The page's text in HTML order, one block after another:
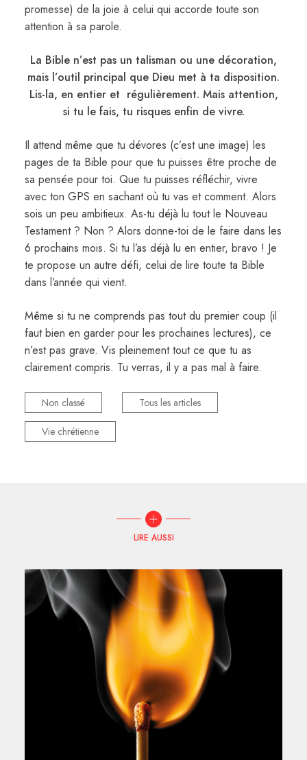
promesse) de la joie à celui qui accorde toute son
attention à sa parole.
La Bible n’est pas un talisman ou une décoration,
mais l’outil principal que Dieu met à ta disposition.
Lis-la, en entier et régulièrement. Mais attention,
si tu le fais, tu risques enfin de vivre.
Il attend même que tu dévores (c’est une image) les
pages de ta Bible pour que tu puisses être proche de
sa pensée pour toi. Que tu puisses réfléchir, vivre
avec ton GPS en sachant où tu vas et comment. Alors
sois un peu ambitieux. As-tu déjà lu tout le Nouveau
Testament ? Non ? Alors donne-toi de le faire dans les
6 prochains mois. Si tu l’as déjà lu en entier, bravo ! Je
te propose un autre défi, celui de lire toute ta Bible
dans l’année qui vient.
Même si tu ne comprends pas tout du premier coup (il
faut bien en garder pour les prochaines lectures), ce
n’est pas grave. Vis pleinement tout ce que tu as
clairement compris. Tu verras, il y a pas mal à faire.
Non classé Tous les articles
Vie chrétienne
LIRE AUSSI